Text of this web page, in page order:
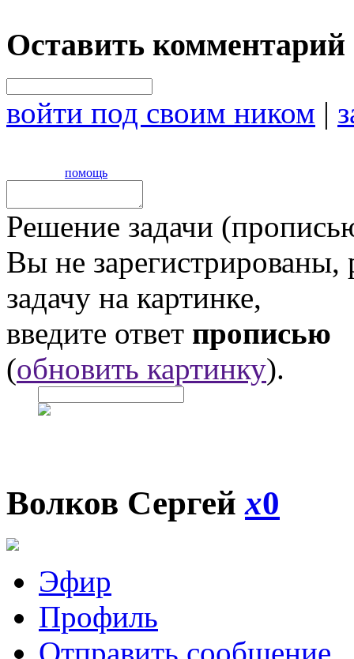
Оставить комментарий
войти под своим ником |
помощь
Решение задачи
Вы не
задачу на картинке,
введите ответ прописью
(обновить картинку).
Волков Сергейx0
Эфир
Профиль
Отправить сообщение